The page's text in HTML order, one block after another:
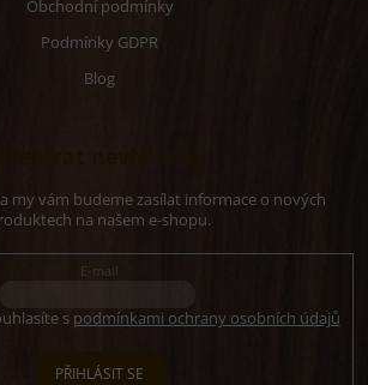
Obchodní podmínky
Podmínky GDPR
Blog
my vám budeme zasílat informace o nových
na našem e-shopu.
E-mail
s podmínkami ochrany osobních údajů
PŘIHLÁSIT SE